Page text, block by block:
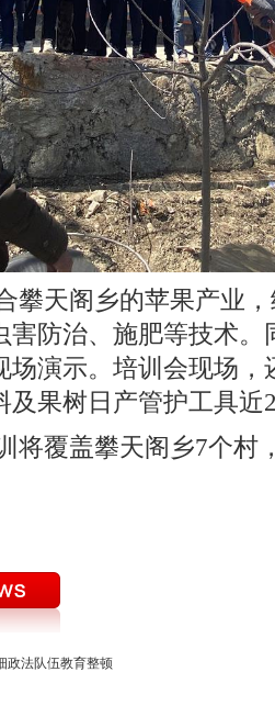
攀天阁乡的苹果产业
害防治、施肥等技术。
场演示。培训会现场
及果树日产管护工具近
覆盖攀天阁乡7个村
政法队伍教育整顿